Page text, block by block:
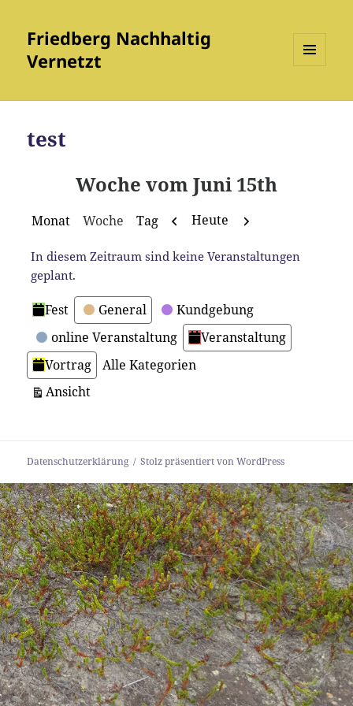
Friedberg Nachhaltig
Vernetzt
WIDGETS
test
Woche vom Juni 15th
Monat Woche Tag Zurück
Heute Weiter
In diesem Zeitraum sind keine Veranstaltungen
geplant.
Kategorien
Fest General
Kundgebung
online Veranstaltung
Veranstaltung
Vortrag
Alle Kategorien
Ansichtausdrucken
Datenschutzerklärung Stolz präsentiert von WordPress